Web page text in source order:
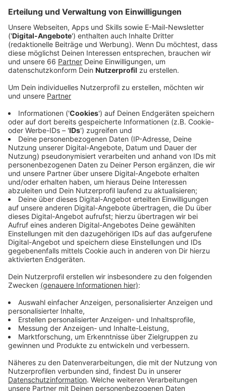
bei den Ergebnissen des diesjährigen Stadtradel-
Wettbewerbs bemerkbar. Mehr als 1,5 Millionen
Kilometer haben die Teilnehmer*innen aus unserer
Stadt dabei erradelt. Das sind über 200.000
Kilometer mehr als im vergangenen Jahr. Am
Abend (7. September) wurden die erfolgreichsten
Aktiven im Rathaus ausgezeichnet.
Anzeige
Die meisten Kilometer hat das Team der Firma Henkel
geschafft. Es war auch die größte Mannschaft. Es gab
aber auch Teams wie "Downtown Cyclists", die nur zu
zweit die meisten Kilometer pro Kopf geschafft
haben. Bei den Schulen hatte "Hulda Pankok" die Nase
vorne. Im bundesweiten Ranking liegt Düsseldorf
aktuell auf Platz 9 bei über 2.000 teilnehmenden
Regionen. Einige Ergebnisse fehlen aber noch. Auch
100 Aktiven haben wir fast 19.000 Kilometer
geschafft.
Anzeige
Weitere Infos und Links zum Thema
Anzeige